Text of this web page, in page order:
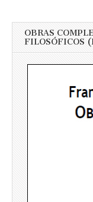
OBRAS
FILOSÓFICOS